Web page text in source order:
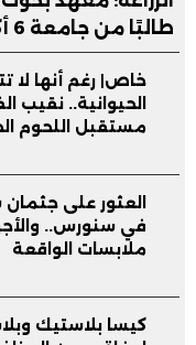
طالبًا من جامعة 6 أكتوبر التكنولوجية لسوق العمل
الحيوانية.. نقيب
مستقبل اللحوم
العثور على
في سنورس..
ملابسات الواقعة
كيسا بلاستيك